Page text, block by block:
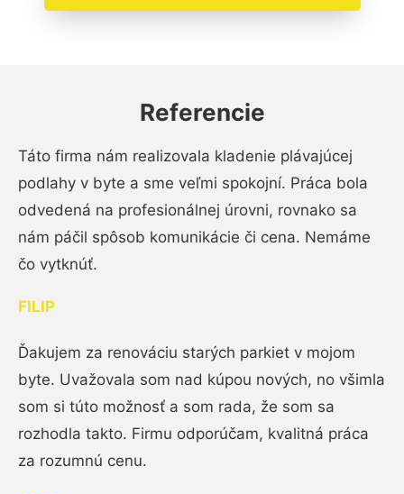
Referencie
Táto firma nám realizovala kladenie plávajúcej
podlahy v byte a sme veľmi spokojní. Práca bola
odvedená na profesionálnej úrovni, rovnako sa
nám páčil spôsob komunikácie či cena. Nemáme
čo vytknúť.
FILIP
Ďakujem za renováciu starých parkiet v mojom
byte. Uvažovala som nad kúpou nových, no všimla
som si túto možnosť a som rada, že som sa
rozhodla takto. Firmu odporúčam, kvalitná práca
za rozumnú cenu.